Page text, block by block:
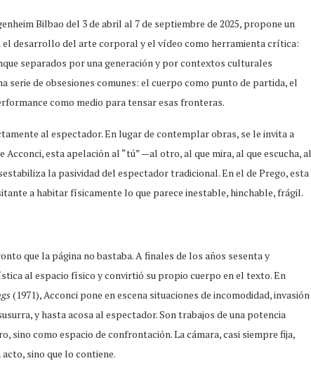
Bilbao del 3 de abril al 7 de septiembre de 2025, propone un
desarrollo del arte corporal y el vídeo como herramienta crítica:
separados por una generación y por contextos culturales
serie de obsesiones comunes: el cuerpo como punto de partida, el
como medio para tensar esas fronteras.
al espectador. En lugar de contemplar obras, se le invita a
esta apelación al “tú” —al otro, al que mira, al que escucha, al
la pasividad del espectador tradicional. En el de Prego, esta
a habitar físicamente lo que parece inestable, hinchable, frágil.
que la página no bastaba. A finales de los años sesenta y
al espacio físico y convirtió su propio cuerpo en el texto. En
(1971), Acconci pone en escena situaciones de incomodidad, invasión
y hasta acosa al espectador. Son trabajos de una potencia
sino como espacio de confrontación. La cámara, casi siempre fija,
sino que lo contiene.